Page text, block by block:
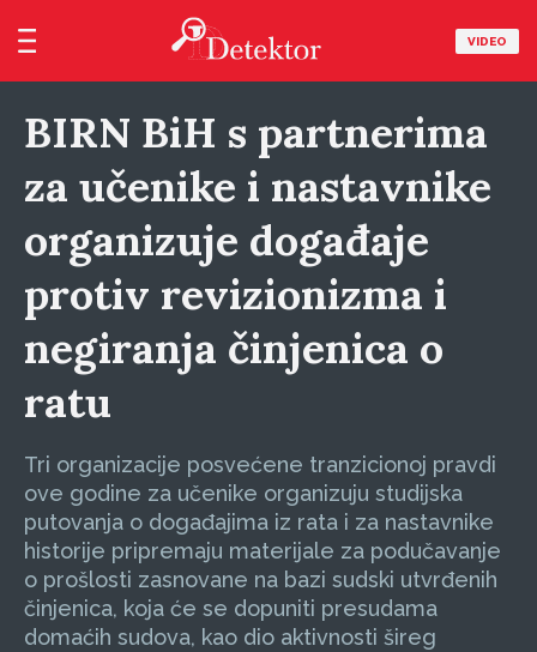
VIDEO
BIRN BiH s partnerima
za učenike i nastavnike
organizuje događaje
protiv revizionizma i
negiranja činjenica o
ratu
Tri organizacije posvećene tranzicionoj pravdi
ove godine za učenike organizuju studijska
putovanja o događajima iz rata i za nastavnike
historije pripremaju materijale za podučavanje
o prošlosti zasnovane na bazi sudski utvrđenih
činjenica, koja će se dopuniti presudama
domaćih sudova, kao dio aktivnosti šireg